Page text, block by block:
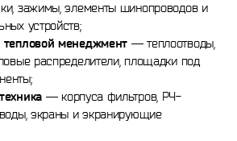
зажимы, элементы шинопроводов и
устройств;
тепловой менеджмент — теплоотводы,
распределители, площадки под
— корпуса фильтров, РЧ-
экраны и экранирующие